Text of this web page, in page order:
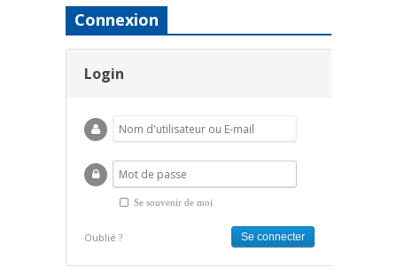
Connexion
Login
Se souvenir de moi
Oublié ?